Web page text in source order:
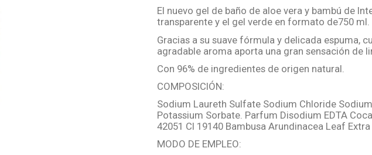
El nuevo gel de baño de aloe vera y bambú de
transparente y el gel verde en formato de750 ml.
Gracias a su suave fórmula y delicada espuma,
agradable aroma aporta una gran sensación de
Con 96% de ingredientes de origen natural.
COMPOSICIÓN:
Sodium Laureth Sulfate Sodium Chloride
Potassium Sorbate. Parfum Disodium EDTA
42051 CI 19140 Bambusa Arundinacea Leaf
MODO DE EMPLEO: